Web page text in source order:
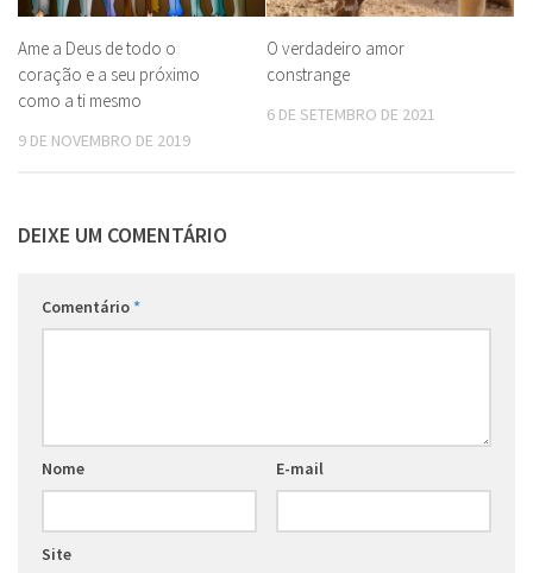
Ame a Deus de todo o
coração e a seu próximo
como a ti mesmo
9 DE NOVEMBRO DE 2019
O verdadeiro amor
constrange
6 DE SETEMBRO DE 2021
DEIXE UM COMENTÁRIO
Comentário*
Nome E-mail
Site